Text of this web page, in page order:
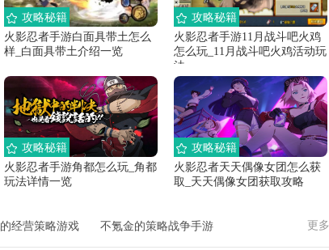
火影忍者手游白面具带土怎么
样_白面具带土介绍一览
攻略秘籍
火影忍者手游11月战斗吧火鸡
怎么玩_11月战斗吧火鸡活动玩
法
攻略秘籍
火影忍者手游角都怎么玩_角都
玩法详情一览
攻略秘籍
火影忍者天天偶像女团怎么获
取_天天偶像女团获取攻略
攻略秘籍
经营策略游戏 不氪金的策略战争手游 更多